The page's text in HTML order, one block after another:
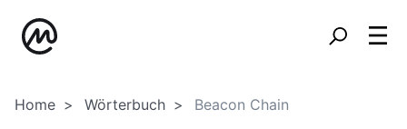
Home Wörterbuch Beacon Chain